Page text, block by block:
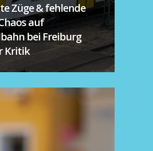
Züge & fehlende
auf
bei Freiburg
Kritik